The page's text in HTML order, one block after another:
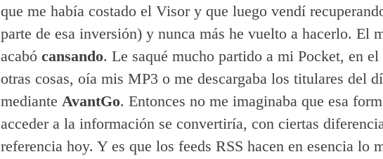
que me había costado el Visor y que luego vendí
parte de esa inversión) y nunca más he vuelto a hacerlo. El
acabó cansando. Le saqué mucho partido a mi Pocket, en el
otras cosas, oía mis MP3 o me descargaba los titulares del
mediante AvantGo. Entonces no me imaginaba que esa
acceder a la información se convertiría, con ciertas
referencia hoy. Y es que los feeds RSS hacen en esencia lo